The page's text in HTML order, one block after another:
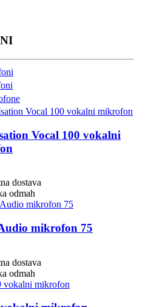
Vocal 100 vokalni
dostava
odmah
mikrofon 75
dostava
odmah